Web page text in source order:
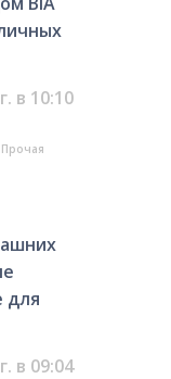
в 10:10
Прочая
для
в 09:04